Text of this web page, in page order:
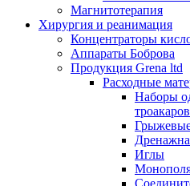
Магнитотерапия
Хирургия и реанимация
Концентраторы
Аппараты Боброва
Продукция Grena ltd
Расходные
Наборы
троакаров
Грыжевые
Иглы